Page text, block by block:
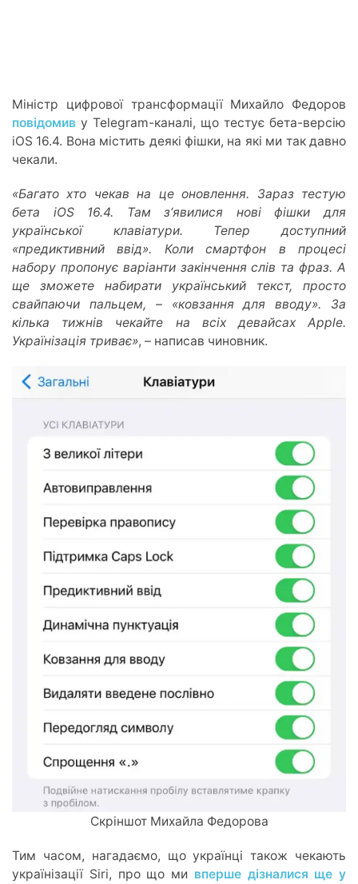
Міністр цифрової трансформації Михайло Федоров
повідомив у Telegram-каналі, що тестує бета-версію
iOS 16.4. Вона містить деякі фішки, на які ми так давно
чекали.
«Багато хто чекав на це оновлення. Зараз тестую
бета iOS 16.4. Там з‘явилися нові фішки для
української клавіатури. Тепер доступний
«предиктивний ввід». Коли смартфон в процесі
набору пропонує варіанти закінчення слів та фраз. А
ще зможете набирати український текст, просто
свайпаючи пальцем, – «ковзання для вводу». За
кілька тижнів чекайте на всіх девайсах Apple.
Українізація триває», – написав чиновник.
Скріншот Михайла Федорова
Тим часом, нагадаємо, що українці також чекають
українізації Siri, про що ми вперше дізналися ще у